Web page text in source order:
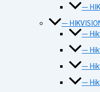
—
—
—
—
—
—